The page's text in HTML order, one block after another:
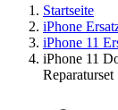
Startseite
iPhone
iPhone 11
iPhone 11
Reparaturset